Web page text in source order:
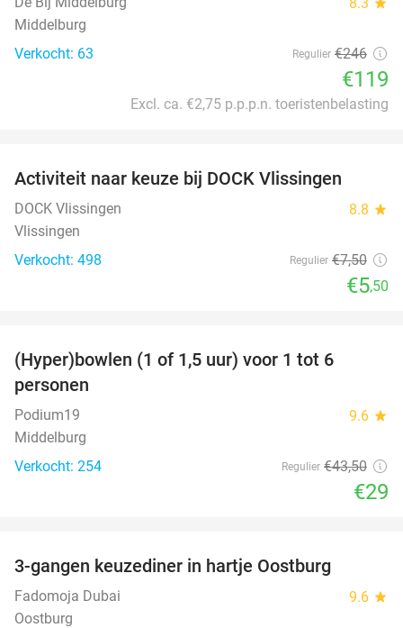
Middelburg
Verkocht: 63
Regulier €246
€119
Excl. ca. €2,75 p.p.p.n. toeristenbelasting
Activiteit naar keuze bij DOCK Vlissingen
DOCK Vlissingen 8.8 star
Vlissingen
Verkocht: 498
Regulier €7,50
€5,50
(Hyper)bowlen (1 of 1,5 uur) voor 1 tot 6
personen
Podium19 9.6 star
Middelburg
Verkocht: 254
Regulier €43,50
€29
3-gangen keuzediner in hartje Oostburg
Fadomoja Dubai 9.6 star
Oostburg